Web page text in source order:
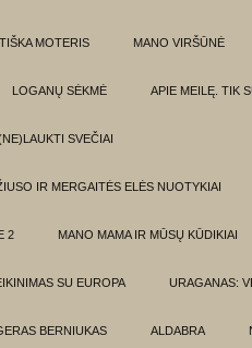
MOTERIS MANO VIRŠŪNĖ
LOGANŲ SĖKMĖ APIE MEILĘ. TIK
SVEČIAI
IR MERGAITĖS ELĖS NUOTYKIAI
2 MANO MAMA IR MŪSŲ KŪDIKIAI
SU EUROPA URAGANAS:
BERNIUKAS ALDABRA